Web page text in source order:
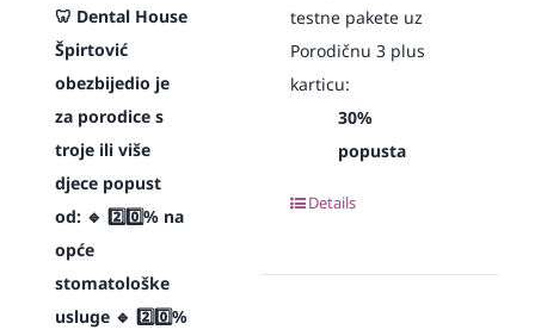
🦷 Dental House
Špirtović
obezbijedio je
za porodice s
troje ili više
djece popust
od: 🔹 2️⃣0️⃣% na
opće
stomatološke
usluge 🔹 2️⃣0️⃣%
testne pakete uz
Porodičnu 3 plus
karticu:
30%
popusta
Details